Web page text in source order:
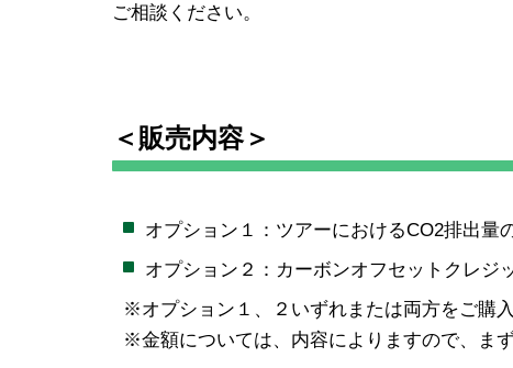
ご相談ください。
＜販売内容＞
オプション１：ツアーにおけるCO2排出量
オプション２：カーボンオフセットクレジ
※オプション１、２いずれまたは両方をご購
※金額については、内容によりますので、ま